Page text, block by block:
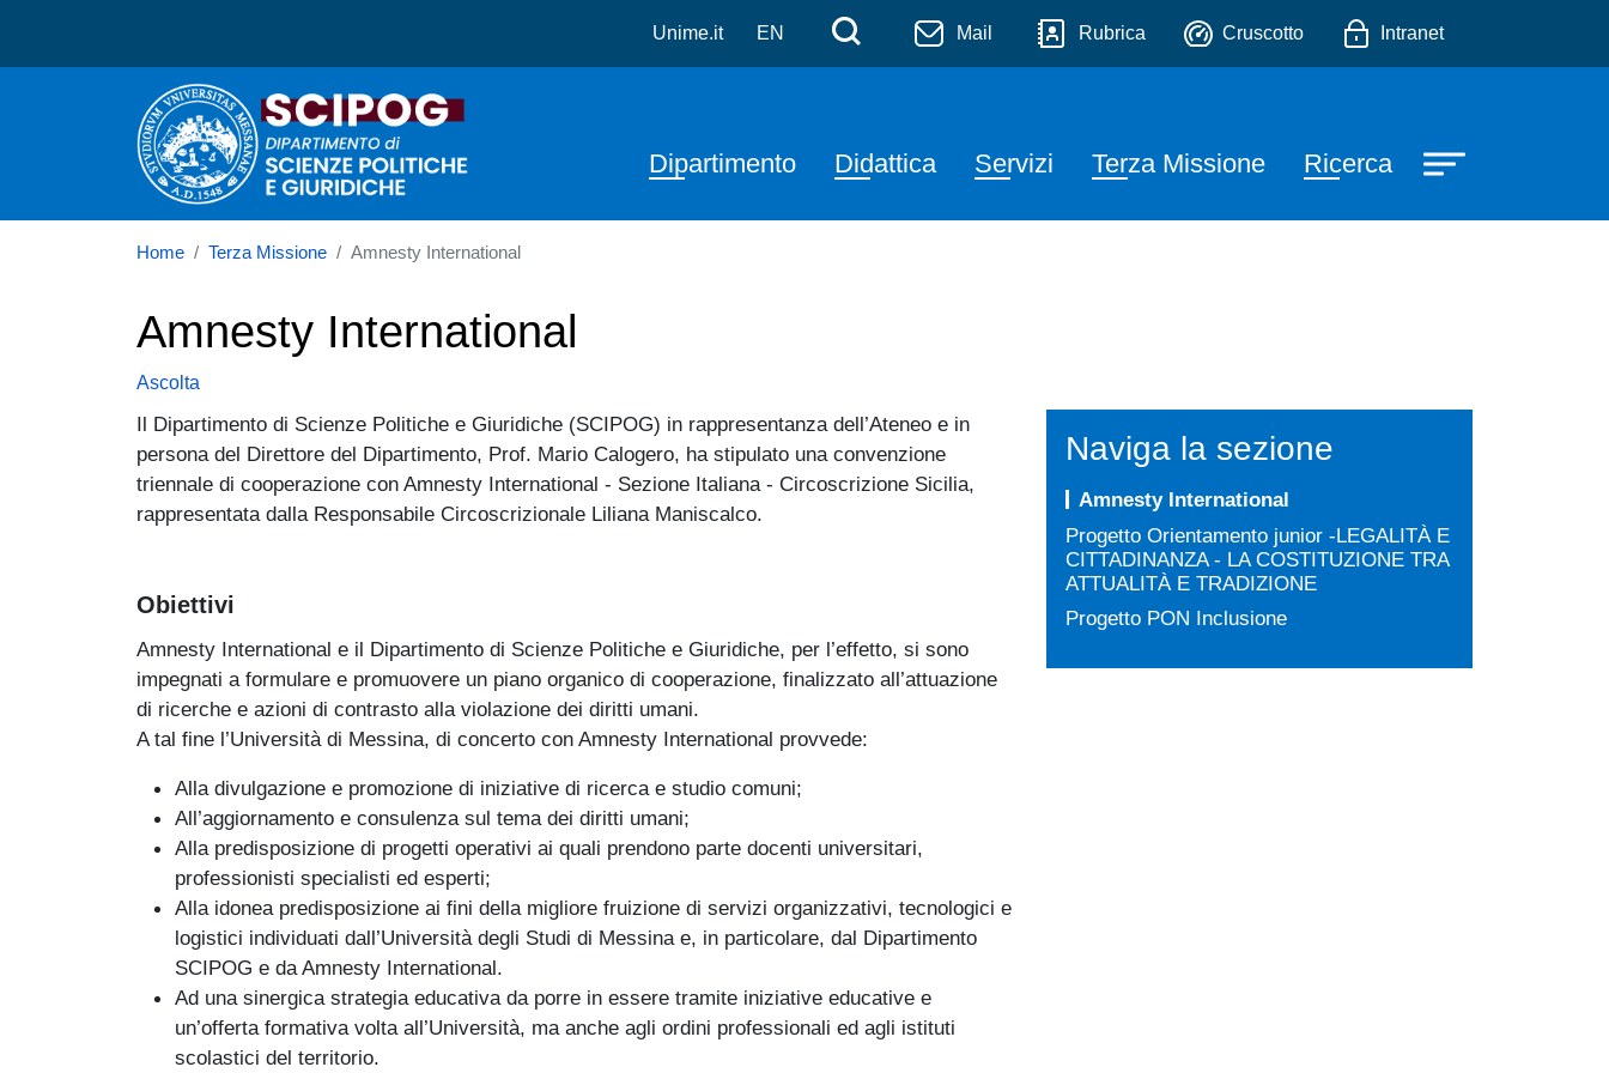
Salta al contenuto principale
Dipartimento di Scienze Politiche e Giuridiche
Unime.it EN Menù di servizio
Cerca Mail Rubrica Cruscotto Intranet
Navigazione principale
Dipartimento Didattica Servizi Terza Missione Ricerca
Home Terza Missione Amnesty International
Amnesty International
Ascolta
Il Dipartimento di Scienze Politiche e Giuridiche (SCIPOG) in rappresentanza dell’Ateneo e in
persona del Direttore del Dipartimento, Prof. Mario Calogero, ha stipulato una convenzione
triennale di cooperazione con Amnesty International - Sezione Italiana - Circoscrizione Sicilia,
rappresentata dalla Responsabile Circoscrizionale Liliana Maniscalco.
Obiettivi
Amnesty International e il Dipartimento di Scienze Politiche e Giuridiche, per l’effetto, si sono
impegnati a formulare e promuovere un piano organico di cooperazione, finalizzato all’attuazione
di ricerche e azioni di contrasto alla violazione dei diritti umani.
A tal fine l’Università di Messina, di concerto con Amnesty International provvede:
Alla divulgazione e promozione di iniziative di ricerca e studio comuni;
All’aggiornamento e consulenza sul tema dei diritti umani;
Alla predisposizione di progetti operativi ai quali prendono parte docenti universitari,
professionisti specialisti ed esperti;
Alla idonea predisposizione ai fini della migliore fruizione di servizi organizzativi, tecnologici e
logistici individuati dall’Università degli Studi di Messina e, in particolare, dal Dipartimento
SCIPOG e da Amnesty International.
Ad una sinergica strategia educativa da porre in essere tramite iniziative educative e
un’offerta formativa volta all’Università, ma anche agli ordini professionali ed agli istituti
scolastici del territorio.
Naviga la sezione
Amnesty International
Progetto Orientamento junior -LEGALITÀ E
CITTADINANZA - LA COSTITUZIONE TRA
ATTUALITÀ E TRADIZIONE
Progetto PON Inclusione